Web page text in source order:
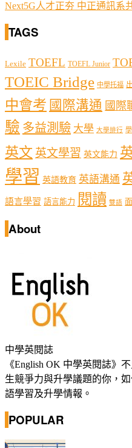
Next5G人才正夯 中正通訊系
TAGS
Lexile TOEFL TOEFL Junior
TOEIC Bridge 中學托福
中會考 國際溝通 國際
驗 多益測驗 大學 大學排行
英文 英文學習 英文能力
學習 英語教育 英語溝通
語言學習 語言能力 閱讀 雙語
About
中學英閱誌
《English OK 中學英閱誌》
生競爭力與升學議題的你，
語學習及升學情報。
POPULAR